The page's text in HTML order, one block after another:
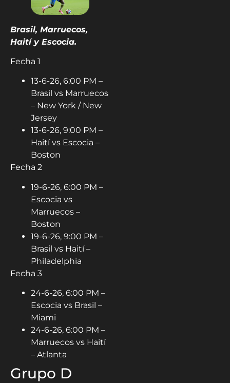
Brasil, Marruecos,
Haití y Escocia.
Fecha 1
13-6-26, 6:00 PM –
Brasil vs Marruecos
– New York / New
Jersey
13-6-26, 9:00 PM –
Haití vs Escocia –
Boston
Fecha 2
19-6-26, 6:00 PM –
Escocia vs
Marruecos –
Boston
19-6-26, 9:00 PM –
Brasil vs Haití –
Philadelphia
Fecha 3
24-6-26, 6:00 PM –
Escocia vs Brasil –
Miami
24-6-26, 6:00 PM –
Marruecos vs Haití
– Atlanta
Grupo D